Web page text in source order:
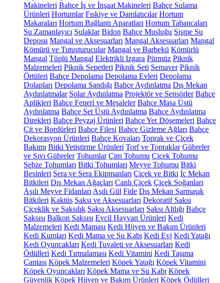
Makineleri Bahçe İş ve İnşaat Makineleri Bahçe Sulama
Ürünleri Hortumlar Fıskiye ve Damlatıcılar Hortum
Makaraları Hortum Bağlantı Aparatları Hortum Tabancaları
Su Zamanlayıcı Sulaklar Bidon Bahçe Musluğu Şişme Su
Deposu Mangal ve Aksesuarları Mangal Aksesuarları Mangal
Kömürü ve Tutuşturucular Mangal ve Barbekü Kömürlü
Mangal Tüplü Mangal Elektrikli Izgara Pürmüz Piknik
Malzemeleri Piknik Sepetleri Piknik Seti Semaver Piknik
Örtüleri Bahçe Depolama Depolama Evleri Depolama
Dolapları Depolama Sandığı Bahçe Aydınlatma Dış Mekan
Aydınlatmalar Solar Aydınlatma Projektör ve Sensörler Bahçe
Aplikleri Bahçe Feneri ve Meşaleler Bahçe Masa Üstü
Aydınlatma Bahçe Set Üstü Aydınlatma Bahçe Aydınlatma
Direkleri Bahçe Peyzaj Ürünleri Bahçe Yer Döşemeleri Bahçe
Çit ve Bordürleri Bahçe Filesi Bahçe Gizleme Ağları Bahçe
Dekorasyon Ürünleri Bahçe Kovaları Toprak ve Çiçek
Bakımı Bitki Yetiştirme Ürünleri Torf ve Topraklar Gübreler
ve Sıvı Gübreler Tohumlar Çim Tohumu Çiçek Tohumu
Sebze Tohumları Bitki Tohumları Meyve Tohumu Bitki
Besinleri Sera ve Sera Ekipmanları Çiçek ve Bitki İç Mekan
Bitkileri Dış Mekan Ağaçları Canlı Çiçek Çiçek Soğanları
Aşılı Meyve Fidanları Aşılı Gül Fide Dış Mekan Sarmaşık
Bitkileri Kaktüs Saksı ve Aksesuarları Dekoratif Saksı
Çiçeklik ve Saksılık Saksı Aksesuarları Saksı Altlığı Bahçe
Saksısı Balkon Saksısı Evcil Hayvan Ürünleri Kedi
Malzemeleri Kedi Maması Kedi Hijyen ve Bakım Ürünleri
Kedi Kumları Kedi Mama ve Su Kabı Kedi Evi Kedi Yatağı
Kedi Oyuncakları Kedi Tuvaleti ve Aksesuarları Kedi
Ödülleri Kedi Tırmalaması Kedi Vitamini Kedi Taşıma
Çantası Köpek Malzemeleri Köpek Yatağı Köpek Vitamini
Köpek Oyuncakları Köpek Mama ve Su Kabı Köpek
Güvenlik Köpek Hijyen ve Bakım Ürünleri Köpek Ödülleri